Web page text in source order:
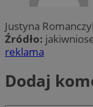
Justyna
Źródło:
reklama
Dodaj